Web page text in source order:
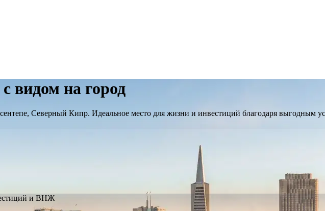
видом на город
Северный Кипр. Идеальное место для жизни и инвестиций благодаря выгодным
и ВНЖ